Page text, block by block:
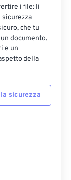
i file: li
sicurezza
che tu
documento.
e un
della
sicurezza